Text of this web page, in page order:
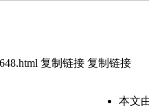
复制链接 复制链接
本文